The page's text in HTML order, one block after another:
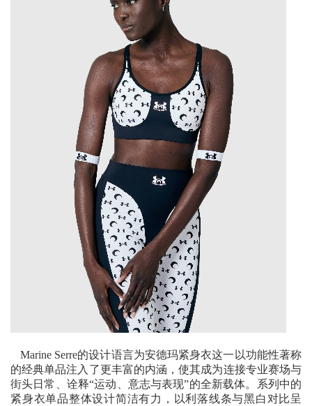
Marine Serre的设计语言为安德玛紧身衣这一以功能性著称
的经典单品注入了更丰富的内涵，使其成为连接专业赛场与
街头日常
、诠释“运动、意志与表现”的全新载体。系列中的
紧身衣单品整体设计简洁有力，以利落线条与黑白对比呈